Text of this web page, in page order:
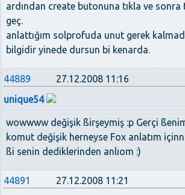
ardından create butonuna tıkla ve
geç.
anlattığım solprofuda unut gerek
bilgidir yinede dursun bi kenarda.
44889
27.12.2008 11:16
unique54
wowwww değişik ßirşeymiş :p Gerçi
komut değişik herneyse Fox anlatım
ßi senin dediklerinden anlıom :)
44891
27.12.2008 11:21